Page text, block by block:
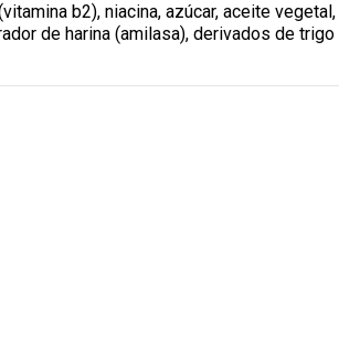
b2), niacina, azúcar, aceite
de harina (amilasa), derivados de trigo